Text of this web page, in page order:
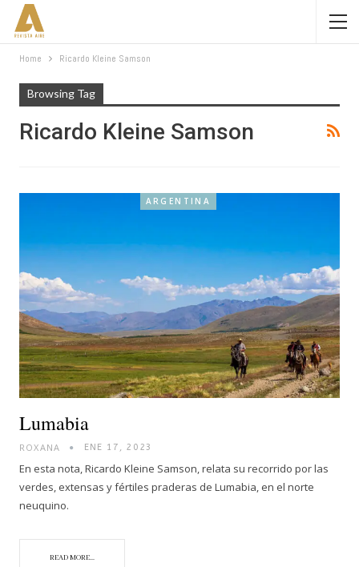
Home Ricardo Kleine Samson
Browsing Tag
Ricardo Kleine Samson
ARGENTINA
Lumabia
ROXANA ENE 17, 2023
En esta nota, Ricardo Kleine Samson, relata su recorrido por las
verdes, extensas y fértiles praderas de Lumabia, en el norte
neuquino.
READ MORE...